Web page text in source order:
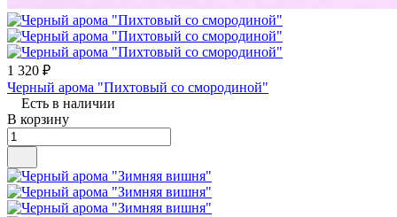
1 320 ₽
Черный арома "Пихтовый со смородиной"
Есть в наличии
В корзину